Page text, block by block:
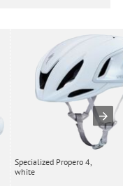
Specialized Propero 4,
white